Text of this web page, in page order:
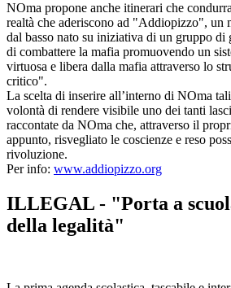
NOma propone anche itinerari che
realtà che aderiscono ad "Addiopizzo", un
dal basso nato su iniziativa di un gruppo di
di combattere la mafia promuovendo un
virtuosa e libera dalla mafia attraverso lo
critico".
La scelta di inserire all’interno di NOma
volontà di rendere visibile uno dei tanti
raccontate da NOma che, attraverso il
appunto, risvegliato le coscienze e reso
rivoluzione.
Per info: www.addiopizzo.org
ILLEGAL - "Porta a
della legalità"